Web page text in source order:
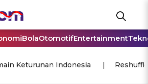
BolaOtomotifEntertainment
Keturunan Indonesia